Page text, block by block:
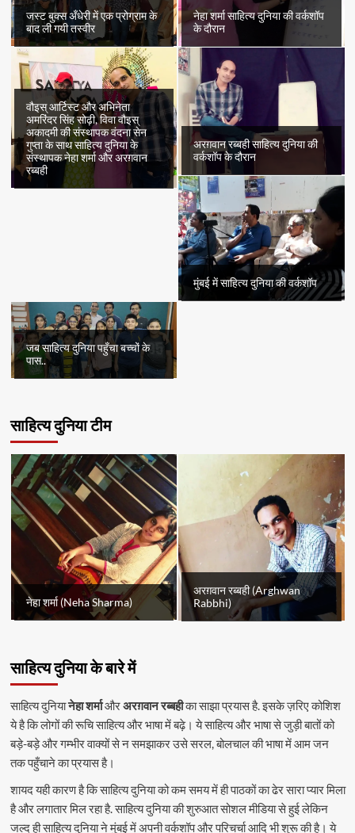
जस्ट बुक्स अँधेरी में एक प्रोग्राम के
बाद ली गयी तस्वीर
नेहा शर्मा साहित्य दुनिया की वर्कशॉप
के दौरान
वौइस् आर्टिस्ट और अभिनेता
अमरिंदर सिंह सोढ़ी, विवा वौइस्
अकादमी की संस्थापक वंदना सेन
गुप्ता के साथ साहित्य दुनिया के
संस्थापक नेहा शर्मा और अरग़वान
रब्बही
अरग़वान रब्बही साहित्य दुनिया की
वर्कशॉप के दौरान
मुंबई में साहित्य दुनिया की वर्कशॉप
जब साहित्य दुनिया पहुँचा बच्चों के
पास..
साहित्य दुनिया टीम
नेहा शर्मा (Neha Sharma)
अरग़वान रब्बही (Arghwan
Rabbhi)
साहित्य दुनिया के बारे में
साहित्य दुनियानेहा शर्माऔरअरग़वान रब्बहीका साझा प्रयास है. इसके ज़रिए कोशिश
ये है कि लोगों की रूचि साहित्य और भाषा में बढ़े। ये साहित्य और भाषा से जुड़ी बातों को
बड़े-बड़े और गम्भीर वाक्यों से न समझाकर उसे सरल, बोलचाल की भाषा में आम जन
तक पहुँचाने का प्रयास है।
शायद यही कारण है कि साहित्य दुनिया को कम समय में ही पाठकों का ढेर सारा प्यार मिला
है और लगातार मिल रहा है. साहित्य दुनिया की शुरुआत सोशल मीडिया से हुई लेकिन
जल्द ही साहित्य दुनिया ने मुंबई में अपनी वर्कशॉप और परिचर्चा आदि भी शुरू की है। ये